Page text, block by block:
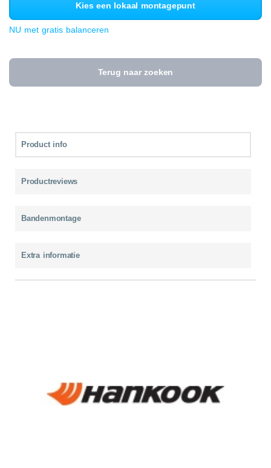
Kies een lokaal montagepunt
NU met gratis balanceren
Terug naar zoeken
Product info
Productreviews
Bandenmontage
Extra informatie